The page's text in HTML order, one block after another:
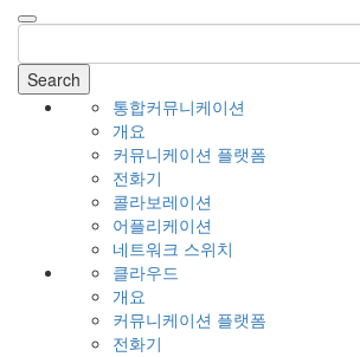
Search
통합커뮤니케이션
개요
커뮤니케이션 플랫폼
전화기
콜라보레이션
어플리케이션
네트워크 스위치
클라우드
개요
커뮤니케이션 플랫폼
전화기